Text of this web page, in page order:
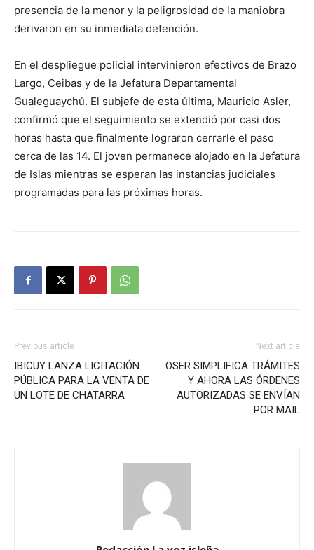
presencia de la menor y la peligrosidad de la maniobra
derivaron en su inmediata detención.
En el despliegue policial intervinieron efectivos de Brazo
Largo, Ceibas y de la Jefatura Departamental
Gualeguaychú. El subjefe de esta última, Mauricio Asler,
confirmó que el seguimiento se extendió por casi dos
horas hasta que finalmente lograron cerrarle el paso
cerca de las 14. El joven permanece alojado en la Jefatura
de Islas mientras se esperan las instancias judiciales
programadas para las próximas horas.
Previous article
IBICUY LANZA LICITACIÓN
PÚBLICA PARA LA VENTA DE
UN LOTE DE CHATARRA
Next article
OSER SIMPLIFICA TRÁMITES
Y AHORA LAS ÓRDENES
AUTORIZADAS SE ENVÍAN
POR MAIL